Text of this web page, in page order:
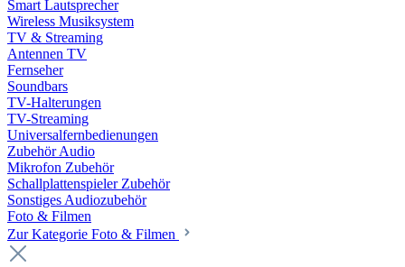
Smart Lautsprecher
Wireless Musiksystem
TV & Streaming
Antennen TV
Fernseher
Soundbars
TV-Halterungen
TV-Streaming
Universalfernbedienungen
Zubehör Audio
Mikrofon Zubehör
Schallplattenspieler Zubehör
Sonstiges Audiozubehör
Foto & Filmen
Zur Kategorie Foto & Filmen